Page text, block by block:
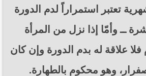
تعتبر استمراراً لدم الدورة
ــ وأمّا إذا نزل من المرأة
علاقة له بدم الدورة وإن كان
وهو محكوم بالطهارة.